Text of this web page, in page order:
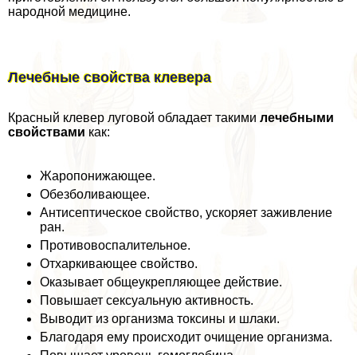
народной медицине.
Лечебные свойства клевера
Красный клевер луговой обладает такими лечебными
свойствами как:
Жаропонижающее.
Обезболивающее.
Антисептическое свойство, ускоряет заживление
ран.
Противовоспалительное.
Отхаркивающее свойство.
Оказывает общеукрепляющее действие.
Повышает ceкcуальную активность.
Выводит из организма токсины и шлаки.
Благодаря ему происходит очищение организма.